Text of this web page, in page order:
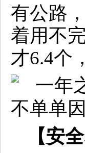
有公路
着用不
才6.4个
【安